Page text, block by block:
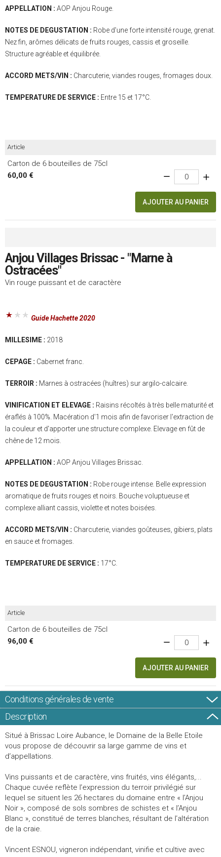
APPELLATION : AOP Anjou Rouge.
NOTES DE DEGUSTATION : Robe d'une forte intensité rouge, grenat.
Nez fin, arômes délicats de fruits rouges, cassis et groseille.
Structure agréable et équilibrée.
ACCORD METS/VIN : Charcuterie, viandes rouges, fromages doux.
TEMPERATURE DE SERVICE : Entre 15 et 17°C.
Article
Carton de 6 bouteilles de 75cl
60,00 €
AJOUTER AU PANIER
Anjou Villages Brissac - "Marne à
Ostracées"
Vin rouge puissant et de caractère
Guide Hachette 2020
MILLESIME : 2018
CEPAGE : Cabernet franc.
TERROIR : Marnes à ostracées (huîtres) sur argilo-calcaire.
VINIFICATION ET ELEVAGE : Raisins récoltés à très belle maturité et
éraflés à 100%. Macération d'1 mois afin de favoriser l'extraction de
la couleur et d'apporter une structure complexe. Elevage en fût de
chêne de 12 mois.
APPELLATION : AOP Anjou Villages Brissac.
NOTES DE DEGUSTATION : Robe rouge intense. Belle expression
aromatique de fruits rouges et noirs. Bouche voluptueuse et
complexe alliant cassis, violette et notes boisées.
ACCORD METS/VIN : Charcuterie, viandes goûteuses, gibiers, plats
en sauce et fromages.
TEMPERATURE DE SERVICE : 17°C.
Article
Carton de 6 bouteilles de 75cl
96,00 €
AJOUTER AU PANIER
Conditions générales de vente
Description
Situé à Brissac Loire Aubance, le Domaine de la Belle Etoile
vous propose de découvrir sa large gamme de vins et
d’appellations.
Vins puissants et de caractère, vins fruités, vins élégants,...
Chaque cuvée reflète l’expression du terroir privilégié sur
lequel se situent les 26 hectares du domaine entre « l’Anjou
Noir », composé de sols sombres de schistes et « l’Anjou
Blanc », constitué de terres blanches, résultant de l’altération
de la craie.
Vincent ESNOU, vigneron indépendant, vinifie et cultive avec